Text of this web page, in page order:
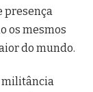
presença
os mesmos
do mundo.
militância